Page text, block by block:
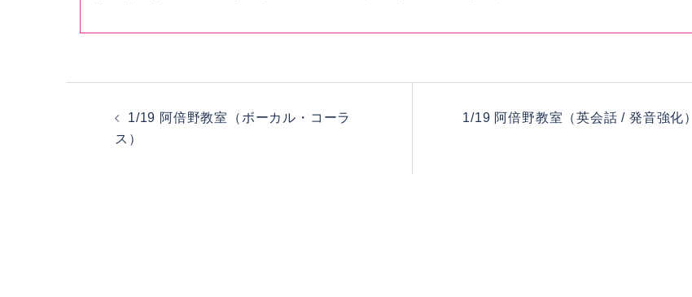
1/19 阿倍野教室（ボーカル・コーラ
ス）
1/19 阿倍野教室（英会話 / 発音強化）